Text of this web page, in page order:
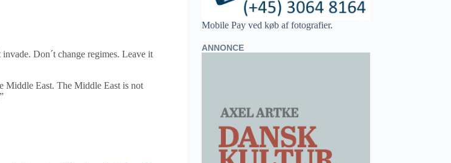
Don´t change regimes. Leave it
Middle East. The Middle East is not
Mobile Pay ved køb af fotografier.
ANNONCE